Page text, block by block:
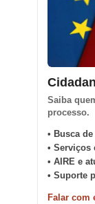
Saiba
processo.
• Busca
• Serviços
• AIRE e
• Suporte
Falar com